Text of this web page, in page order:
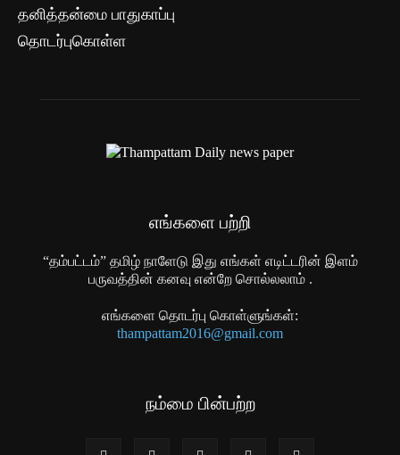
தனித்தன்மை பாதுகாப்பு
தொடர்புகொள்ள
எங்களை பற்றி
“தம்பட்டம்” தமிழ் நாளேடு இது எங்கள் எடிட்டரின் இளம்
பருவத்தின் கனவு என்றே சொல்லலாம் .
எங்களை தொடர்பு கொள்ளுங்கள்:
thampattam2016@gmail.com
நம்மை பின்பற்ற